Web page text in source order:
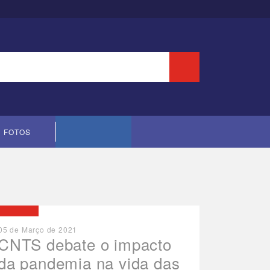
FOTOS
debate o impacto
pandemia na vida das
de Março de 2021